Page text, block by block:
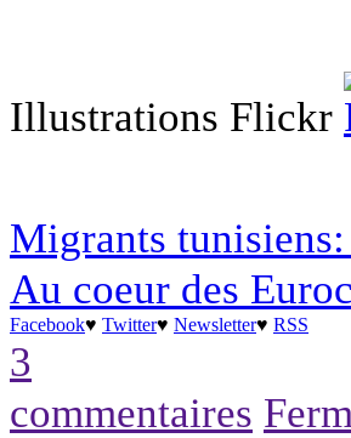
Illustrations Flickr
Migrants
Au coeur des
Facebook♥ Twitter♥ Newsletter♥ RSS
3
commentaires